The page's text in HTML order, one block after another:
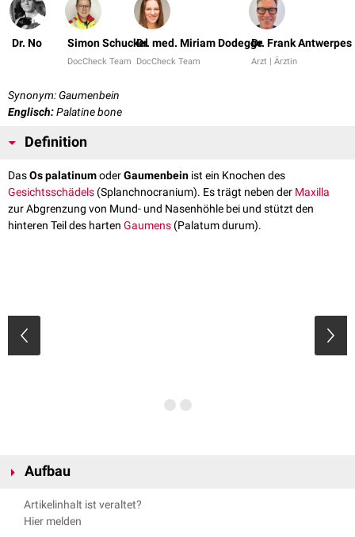
Dr. No Simon Schuckel
DocCheck Team
Dr. med. Miriam Dodegge
DocCheck Team
Dr. Frank Antwerpes
Arzt | Ärztin
Synonym: Gaumenbein
Englisch:Palatine bone
Definition
DasOs palatinumoderGaumenbein ist ein Knochen des
Gesichtsschädels (Splanchnocranium). Es trägt neben der Maxilla
zur Abgrenzung von Mund- und Nasenhöhle bei und stützt den
hinteren Teil des harten Gaumens (Palatum durum).
Aufbau
perpendicularisunterteilt. Die Lamina horizontalis bildet einen Teil des
Gaumens und steht in Verbindung mit dem
Artikelinhalt ist veraltet?
Hier melden